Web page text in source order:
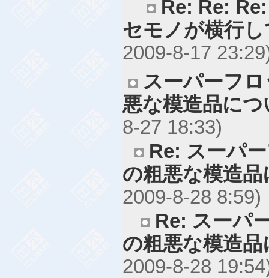
Re: Re:
セモノが横行
2009-8-17
スーパーフ
悪な模造品につ
8-27 18:33)
Re: スーパ
の粗悪な模造
2009-8-28 8:59)
Re: スーパ
の粗悪な模造
2009-8-28